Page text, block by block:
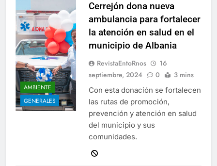
AMBIENTE
GENERALES
Cerrejón dona nueva
ambulancia para fortalecer
la atención en salud en el
municipio de Albania
RevistaEntoRnos
16
septiembre, 2024
0 3 mins
Con esta donación se fortalecen
las rutas de promoción,
prevención y atención en salud
del municipio y sus
comunidades.